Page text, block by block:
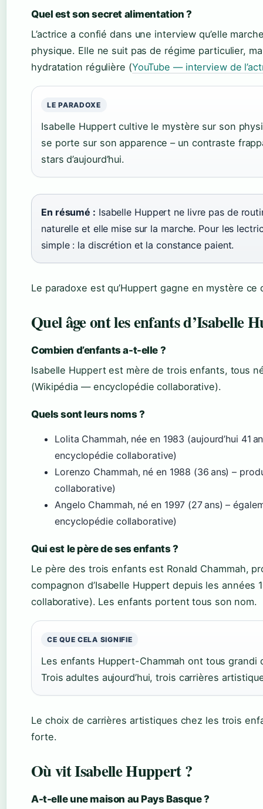
Quel est son secret alimentation ?
L’actrice a confié dans une interview qu’elle
physique. Elle ne suit pas de régime particulier,
hydratation régulière (YouTube — interview de
LE PARADOXE
Isabelle Huppert cultive le mystère sur son
se porte sur son apparence – un contraste
stars d’aujourd’hui.
En résumé : Isabelle Huppert ne livre pas de
naturelle et elle mise sur la marche. Pour les
simple : la discrétion et la constance paient.
Le paradoxe est qu’Huppert gagne en mystère ce
Quel âge ont les enfants d’Isabelle
Combien d’enfants a-t-elle ?
Isabelle Huppert est mère de trois enfants, tous
(Wikipédia — encyclopédie collaborative).
Quels sont leurs noms ?
Lolita Chammah, née en 1983 (aujourd’hui 41
encyclopédie collaborative)
Lorenzo Chammah, né en 1988 (36 ans) –
collaborative)
Angelo Chammah, né en 1997 (27 ans) –
encyclopédie collaborative)
Qui est le père de ses enfants ?
Le père des trois enfants est Ronald Chammah,
compagnon d’Isabelle Huppert depuis les
collaborative). Les enfants portent tous son nom.
CE QUE CELA SIGNIFIE
Les enfants Huppert-Chammah ont tous grandi
Trois adultes aujourd’hui, trois carrières
Le choix de carrières artistiques chez les trois
forte.
Où vit Isabelle Huppert ?
A-t-elle une maison au Pays Basque ?